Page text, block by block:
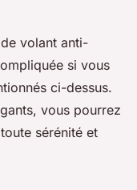
volant anti-
si vous
ci-dessus.
vous pourrez
sérénité et